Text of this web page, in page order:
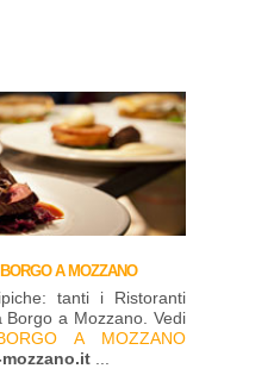
A MOZZANO
tanti i Ristoranti
a Mozzano. Vedi
A MOZZANO